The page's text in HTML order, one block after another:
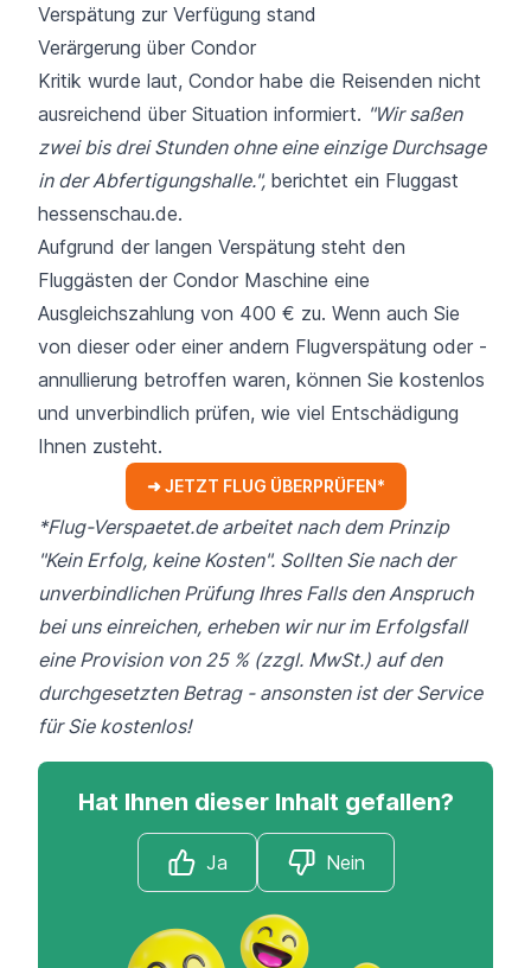
Verspätung zur Verfügung stand
Verärgerung über Condor
Kritik wurde laut, Condor habe die Reisenden nicht
ausreichend über Situation informiert. "Wir saßen
zwei bis drei Stunden ohne eine einzige Durchsage
in der Abfertigungshalle.", berichtet ein Fluggast
hessenschau.de.
Aufgrund der langen Verspätung steht den
Fluggästen der Condor Maschine eine
Ausgleichszahlung von 400 € zu. Wenn auch Sie
von dieser oder einer andern Flugverspätung oder -
annullierung betroffen waren, können Sie kostenlos
und unverbindlich prüfen, wie viel Entschädigung
Ihnen zusteht.
➜ JETZT FLUG ÜBERPRÜFEN*
*Flug-Verspaetet.de arbeitet nach dem Prinzip
"Kein Erfolg, keine Kosten". Sollten Sie nach der
unverbindlichen Prüfung Ihres Falls den Anspruch
bei uns einreichen, erheben wir nur im Erfolgsfall
eine Provision von 25 % (zzgl. MwSt.) auf den
durchgesetzten Betrag - ansonsten ist der Service
für Sie kostenlos!
Hat Ihnen dieser Inhalt gefallen?
Ja Nein